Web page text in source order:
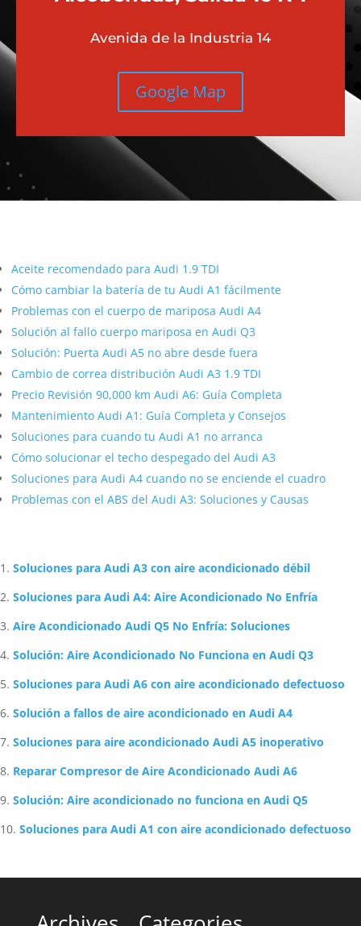
Avenida de la Industria 14
Google Map
Aceite recomendado para Audi 1.9 TDI
Cómo cambiar la batería de tu Audi A1 fácilmente
Problemas con el cuerpo de mariposa Audi A4
Solución al fallo cuerpo mariposa en Audi Q3
Solución: Puerta Audi A5 no abre desde fuera
Cambio de correa distribución Audi A3 1.9 TDI
Precio Revisión 90,000 km Audi A6: Guía Completa
Mantenimiento Audi A1: Guía Completa y Consejos
Soluciones para cuando tu Audi A1 no arranca
Cómo solucionar el techo despegado del Audi A3
Soluciones para Audi A4 cuando no se enciende el cuadro
Problemas con el ABS del Audi A3: Soluciones y Causas
Soluciones para Audi A3 con aire acondicionado débil
Soluciones para Audi A4: Aire Acondicionado No Enfría
Aire Acondicionado Audi Q5 No Enfría: Soluciones
Solución: Aire Acondicionado No Funciona en Audi Q3
Soluciones para Audi A6 con aire acondicionado defectuoso
Solución a fallos de aire acondicionado en Audi A4
Soluciones para aire acondicionado Audi A5 inoperativo
Reparar Compresor de Aire Acondicionado Audi A6
Solución: Aire acondicionado no funciona en Audi Q5
Soluciones para Audi A1 con aire acondicionado defectuoso